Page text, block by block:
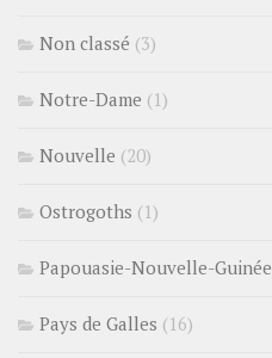
Non classé (3)
Notre-Dame (1)
Nouvelle (20)
Ostrogoths (1)
Papouasie-Nouvelle-Guinée
Pays de Galles (16)